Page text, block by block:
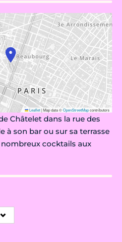
Leaflet|Map data ©OpenStreetMapcontributors
Châtelet dans la rue des
à son bar ou sur sa terrasse
cocktails aux